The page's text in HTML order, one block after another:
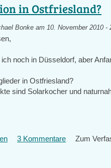
in Ostfriesland?
Bonke am 10. November 2010 -
noch in Düsseldorf, aber
in Ostfriesland?
sind Solarkocher und
über3 Kommentare Zum